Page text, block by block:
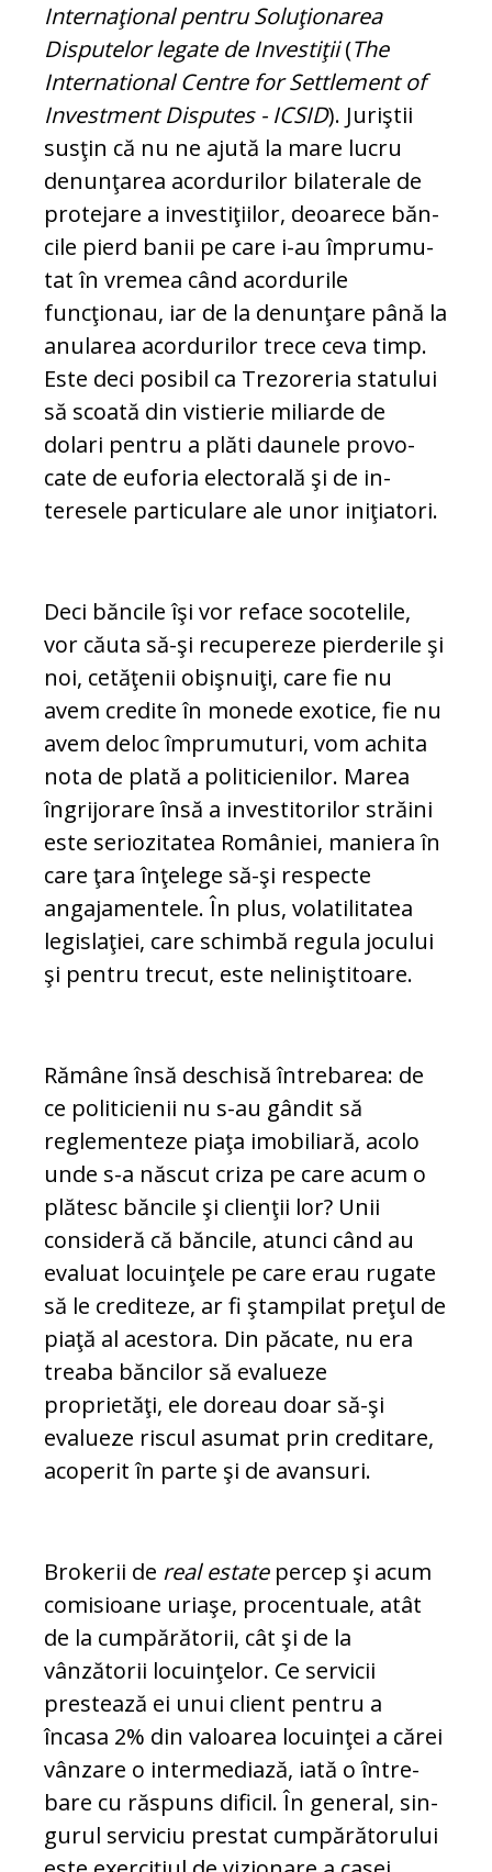
Inter­na­ţional pentru Soluţionarea
Disputelor le­gate de Investiţii(The
International Cen­tre for Settlement of
Investment Disputes - ICSID). Juriştii
susţin că nu ne ajută la mare lucru
denunţarea acordurilor bila­te­rale de
protejare a investiţiilor, deoarece băn­
cile pierd banii pe care i-au împru­mu­
tat în vremea când acordurile
funcţionau, iar de la denunţare până la
anularea acor­durilor trece ceva timp.
Este deci posibil ca Trezoreria statului
să scoată din vis­tie­rie miliarde de
dolari pen­tru a plăti dau­ne­le pro­vo­
cate de euforia electorală şi de in­
teresele particulare ale unor iniţiatori.
Deci băncile îşi vor reface socotelile,
vor căuta să-şi re­cupereze pier­derile şi
noi, cetăţenii obiş­nuiţi, ca­re fie nu
avem cre­dite în monede exotice, fie nu
avem deloc îm­pru­mu­turi, vom achita
nota de plată a politicienilor. Marea
îngrijorare însă a in­ves­­ti­to­rilor străini
este se­rio­zi­ta­tea Ro­mâ­niei, maniera în
ca­re ţara înţelege să-şi res­­pecte
angajamentele. În plus, vola­ti­li­ta­tea
legislaţiei, care schimbă regula jocului
şi pentru trecut, este neliniştitoare.
Rămâne însă deschisă întrebarea: de
ce po­liticienii nu s-au gândit să
reglementeze pia­ţa imobiliară, acolo
unde s-a născut criza pe care acum o
plătesc băncile şi clie­n­ţii lor? Unii
consideră că băncile, atunci când au
evaluat locuinţele pe care erau ru­ga­te
să le crediteze, ar fi ştampilat preţul de
piaţă al acestora. Din păcate, nu era
trea­ba băncilor să evalueze
proprietăţi, ele doreau doar să-şi
evalueze riscul asu­mat prin creditare,
acoperit în parte şi de avansuri.
Brokerii de real estatepercep şi acum
co­misioane uriaşe, procentuale, atât
de la cum­părătorii, cât şi de la
vânzătorii locuin­ţelor. Ce servicii
prestează ei unui client pentru a
încasa 2% din valoarea locuinţei a cărei
vânzare o intermediază, iată o în­tre­
bare cu răspuns dificil. În general, sin­
gurul serviciu prestat cumpărătorului